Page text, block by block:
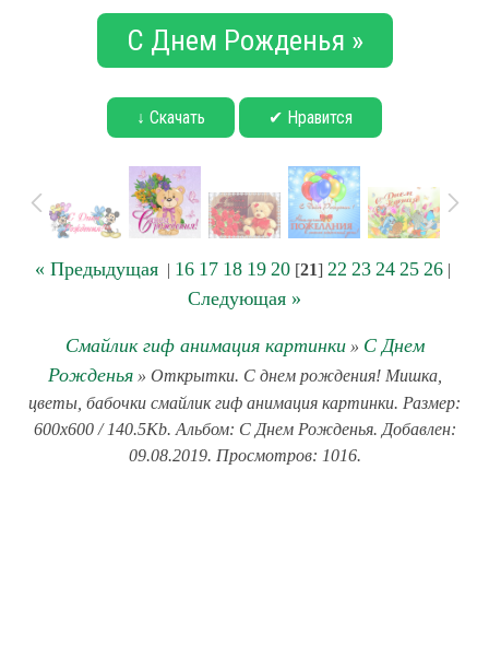
С Днем Рожденья »
↓ Скачать ✔ Нравится
« Предыдущая| 16 17 18 19 20[21] 22 23 24 25 26|
Следующая »
Смайлик гиф анимация картинки» С Днем
Рожденья» Открытки. С днем рождения! Мишка,
цветы, бабочки смайлик гиф анимация картинки. Размер:
600x600 / 140.5Kb. Альбом: С Днем Рожденья. Добавлен:
09.08.2019. Просмотров: 1016.